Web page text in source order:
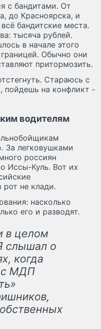
с бандитами. От
до Красноярска, и
бандитские места.
тысяча рублей.
в начале этого
Обычно они
притормозить.
Стараюсь с
пойдешь на конфликт -
водителям
За легковушками
россиян
Иссы-Куль. Вот их
не клади.
насколько
его и разводят.
в целом
слышал о
когда
с МДП